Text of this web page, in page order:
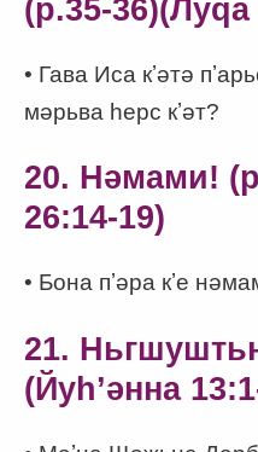
(p.35-36)(Луqа
• Гава Иса кʼәтә
мәрьва һерс кʼәт?
20. Нәмами!
26:14-19)
• Бона пʼәра кʼе
21.
(Йуһʼәнна